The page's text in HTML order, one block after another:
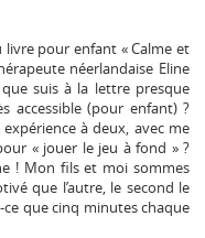
livre pour enfant « Calme et
néerlandaise Eline
suis à la lettre presque
accessible (pour enfant) ?
à deux, avec me
« jouer le jeu à fond » ?
! Mon fils et moi sommes
que l’autre, le second le
que cinq minutes chaque